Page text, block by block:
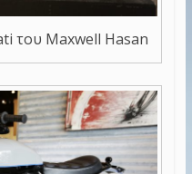
του Maxwell Hasan